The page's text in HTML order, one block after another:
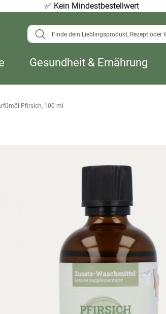
✅ Kein Mindestbestellwert
Suche
Gesundheit & Ernährung
Pfirsich, 100 ml